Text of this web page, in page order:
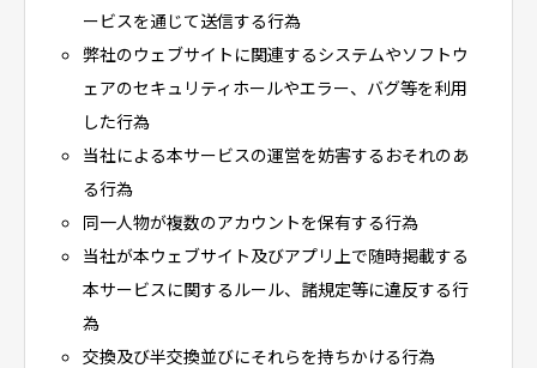
ービスを通じて送信する行為
弊社のウェブサイトに関連するシステムやソフトウ
ェアのセキュリティホールやエラー、バグ等を利用
した行為
当社による本サービスの運営を妨害するおそれのあ
る行為
同一人物が複数のアカウントを保有する行為
当社が本ウェブサイト及びアプリ上で随時掲載する
本サービスに関するルール、諸規定等に違反する行
為
交換及び半交換並びにそれらを持ちかける行為